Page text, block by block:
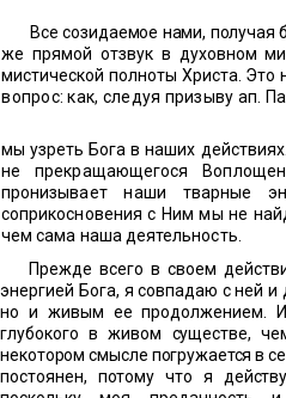
Все созидаемое нами,
же прямой отзвук в духовном
мистической полноты Христа.
вопрос: как, следуя призыву ап.
мы узреть Бога в наших
не прекращающегося
пронизывает наши тварные
соприкосновения с Ним мы не
чем сама наша деятельность.
Прежде всего в своем
энергией Бога, я совпадаю с ней
но и живым ее продолжением.
глубокого в живом существе,
некотором смысле погружается в
постоянен, потому что я